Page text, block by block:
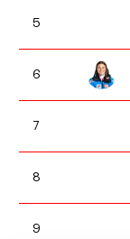
5
6
7
8
9